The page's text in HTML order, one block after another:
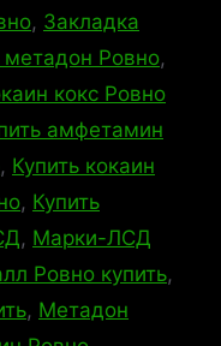
, Закладка
метадон Ровно,
кокс Ровно
амфетамин
, Купить кокаин
, Купить
, Марки-ЛСД
Ровно купить,
, Метадон